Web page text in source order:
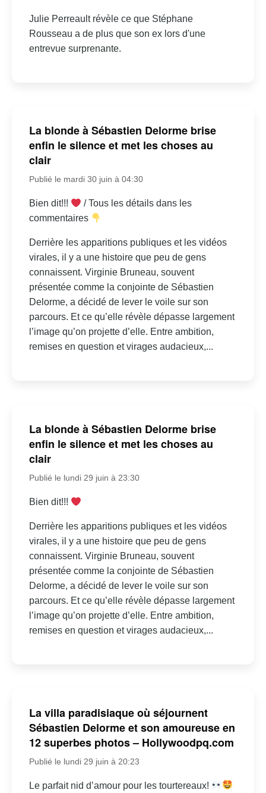
Julie Perreault révèle ce que Stéphane
Rousseau a de plus que son ex lors d'une
entrevue surprenante.
La blonde à Sébastien Delorme brise
enfin le silence et met les choses au
clair
Publié le mardi 30 juin à 04:30
Bien dit!!!
/ Tous les détails dans les
commentaires
Derrière les apparitions publiques et les vidéos
virales, il y a une histoire que peu de gens
connaissent. Virginie Bruneau, souvent
présentée comme la conjointe de Sébastien
Delorme, a décidé de lever le voile sur son
parcours. Et ce qu’elle révèle dépasse largement
l’image qu’on projette d’elle. Entre ambition,
remises en question et virages audacieux,...
La blonde à Sébastien Delorme brise
enfin le silence et met les choses au
clair
Publié le lundi 29 juin à 23:30
Bien dit!!!
Derrière les apparitions publiques et les vidéos
virales, il y a une histoire que peu de gens
connaissent. Virginie Bruneau, souvent
présentée comme la conjointe de Sébastien
Delorme, a décidé de lever le voile sur son
parcours. Et ce qu’elle révèle dépasse largement
l’image qu’on projette d’elle. Entre ambition,
remises en question et virages audacieux,...
La villa paradisiaque où séjournent
Sébastien Delorme et son amoureuse en
12 superbes photos – Hollywoodpq.com
Publié le lundi 29 juin à 20:23
Le parfait nid d’amour pour les tourtereaux!